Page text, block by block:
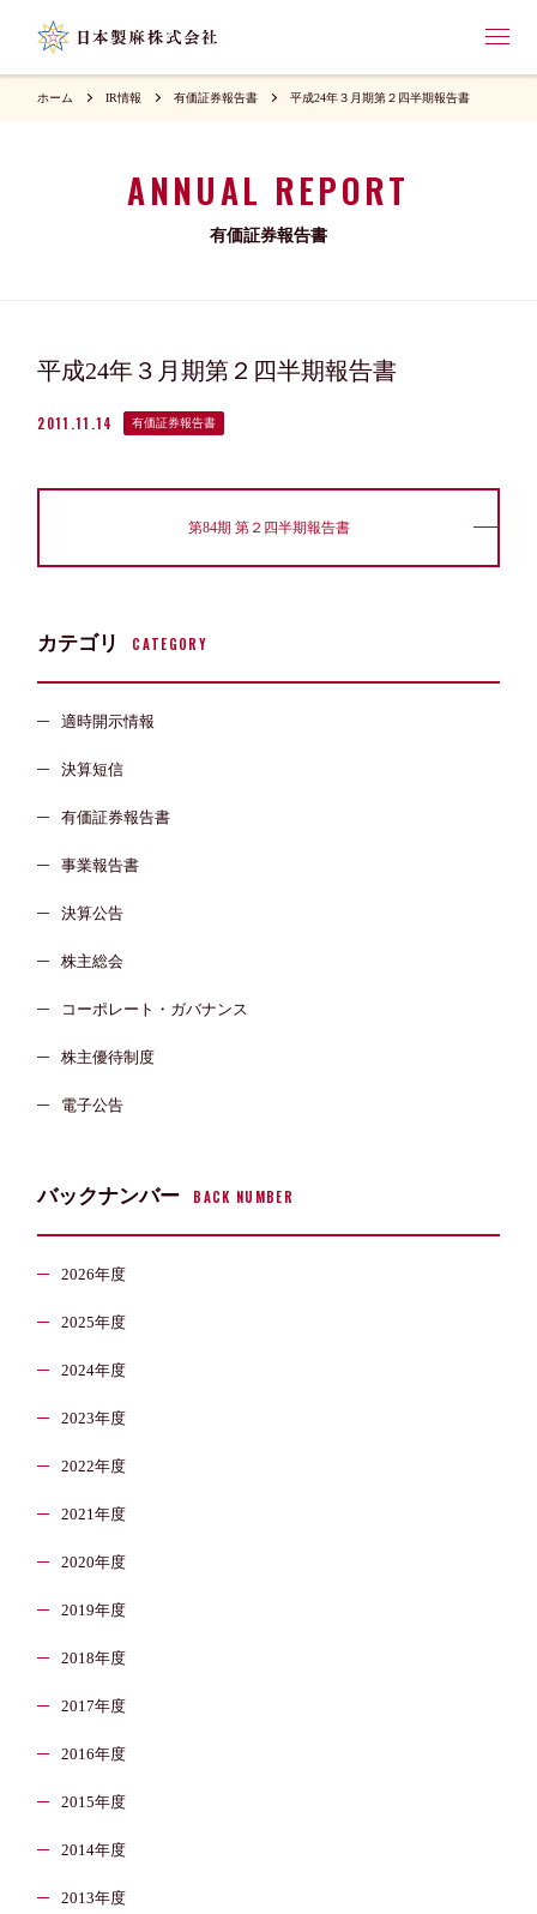
ホーム IR情報 有価証券報告書 平成24年３月期第２四半期報告書
ANNUAL REPORT
有価証券報告書
平成24年３月期第２四半期報告書
2011.11.14 有価証券報告書
第84期 第２四半期報告書
カテゴリ CATEGORY
適時開示情報
決算短信
有価証券報告書
事業報告書
決算公告
株主総会
コーポレート・ガバナンス
株主優待制度
電子公告
バックナンバー BACK NUMBER
2026年度
2025年度
2024年度
2023年度
2022年度
2021年度
2020年度
2019年度
2018年度
2017年度
2016年度
2015年度
2014年度
2013年度